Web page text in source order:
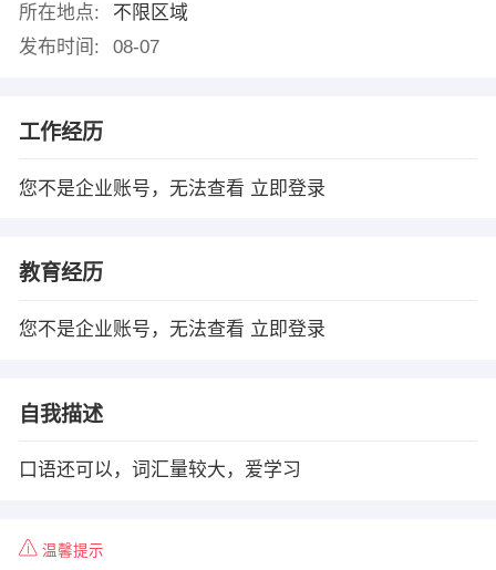
所在地点:
不限区域
发布时间:
08-07
工作经历
您不是企业账号，无法查看 立即登录
教育经历
您不是企业账号，无法查看 立即登录
自我描述
口语还可以，词汇量较大，爱学习
温馨提示